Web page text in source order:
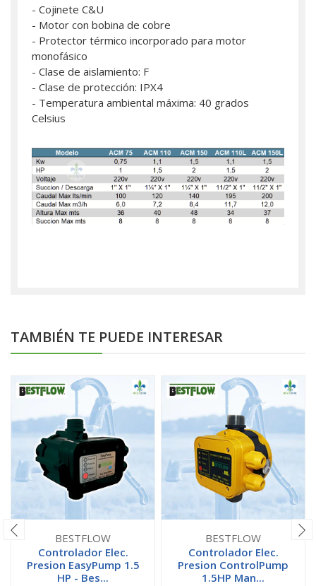
- Cojinete C&U
- Motor con bobina de cobre
- Protector térmico incorporado para motor
monofásico
- Clase de aislamiento: F
- Clase de protección: IPX4
- Temperatura ambiental máxima: 40 grados
Celsius
TAMBIÉN TE PUEDE INTERESAR
BESTFLOW
Controlador Elec.
Presion EasyPump 1.5
HP - Bes...
BESTFLOW
Controlador Elec.
Presion ControlPump
1.5HP Man...